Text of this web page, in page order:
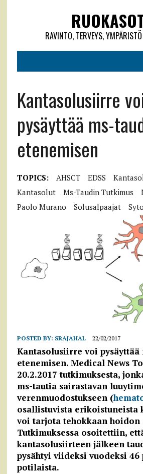
RAVINTO, TERVEYS,
Kantasolusiirre
pysäyttää ms-
etenemisen
TOPICS: AHSCT EDSS
Kantasolut
Ms-Taudin Tutkimus
Paolo Murano
Solusalpaajat
POSTED BY: SRAJAHAL 22/02/2017
Kantasolusiirre voi pysäyttää
etenemisen. Medical News
20.2.2017 tutkimuksesta,
ms-tautia sairastavan
verenmuodostukseen (
osallistuvista erikoistuneista
voi tarjota tehokkaan hoidon
Tutkimuksessa osoitettiin,
kantasolusiirteen jälkeen
pysähtyi viideksi vuodeksi
potilaista.